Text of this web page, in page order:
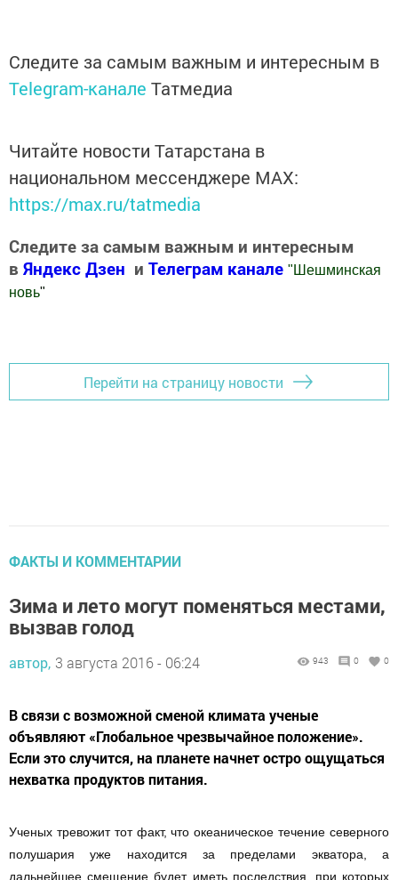
Следите за самым важным и интересным в
Telegram-канале Татмедиа
Читайте новости Татарстана в
национальном мессенджере MАХ:
https://max.ru/tatmedia
Следите за самым важным и интересным
в Яндекс Дзен и Телеграм канале " Шешминская
новь"
Перейти на страницу новости
ФАКТЫ И КОММЕНТАРИИ
Зима и лето могут поменяться местами,
вызвав голод
автор, 3 августа 2016 - 06:24 943 0 0
В связи с возможной сменой климата ученые
объявляют «Глобальное чрезвычайное положение».
Если это случится, на планете начнет остро ощущаться
нехватка продуктов питания.
Ученых тревожит тот факт, что океаническое течение северного
полушария уже находится за пределами экватора, а
дальнейшее смещение будет иметь последствия, при которых